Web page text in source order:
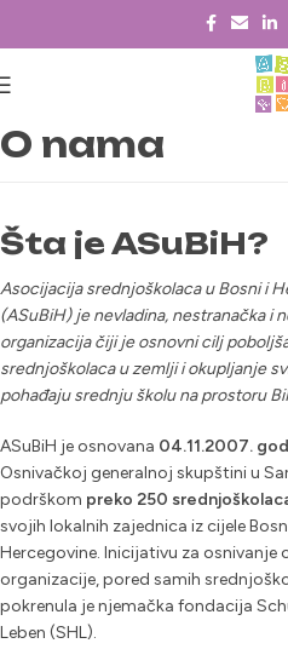
O nama
Šta je ASuBiH?
Asocijacija srednjoškolaca u Bosni i
(ASuBiH) je nevladina, nestranačka i
organizacija čiji je osnovni cilj
srednjoškolaca u zemlji i okupljanje
pohađaju srednju školu na prostoru
ASuBiH je osnovana 04.11.2007.
Osnivačkoj generalnoj skupštini u
podrškom preko 250
svojih lokalnih zajednica iz cijele
Hercegovine. Inicijativu za osnivanje
organizacije, pored samih
pokrenula je njemačka fondacija
Leben (SHL).